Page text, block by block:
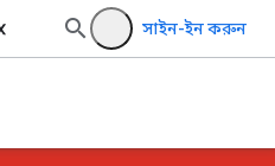
সাইন-ইন করুন